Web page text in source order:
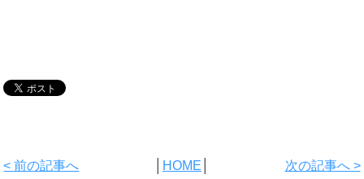
< 前の記事へ HOME 次の記事へ >